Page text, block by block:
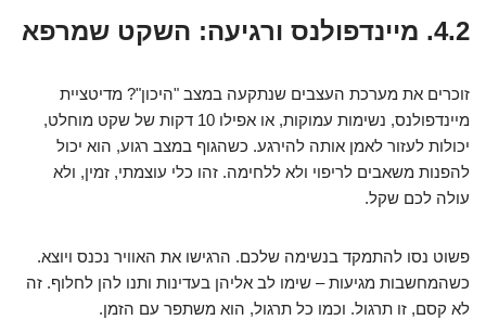
4.2. מיינדפולנס ורגיעה: השקט שמרפא
זוכרים את מערכת העצבים שנתקעה במצב "היכון"? מדיטציית
מיינדפולנס, נשימות עמוקות, או אפילו 10 דקות של שקט מוחלט,
יכולות לעזור לאמן אותה להירגע. כשהגוף במצב רגוע, הוא יכול
להפנות משאבים לריפוי ולא ללחימה. זהו כלי עוצמתי, זמין, ולא
עולה לכם שקל.
פשוט נסו להתמקד בנשימה שלכם. הרגישו את האוויר נכנס ויוצא.
כשהמחשבות מגיעות – שימו לב אליהן בעדינות ותנו להן לחלוף. זה
לא קסם, זו תרגול. וכמו כל תרגול, הוא משתפר עם הזמן.